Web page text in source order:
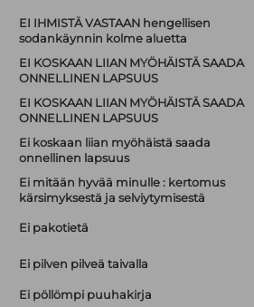
EI IHMISTÄ VASTAAN hengellisen
sodankäynnin kolme aluetta
EI KOSKAAN LIIAN MYÖHÄISTÄ SAADA
ONNELLINEN LAPSUUS
EI KOSKAAN LIIAN MYÖHÄISTÄ SAADA
ONNELLINEN LAPSUUS
Ei koskaan liian myöhäistä saada
onnellinen lapsuus
Ei mitään hyvää minulle : kertomus
kärsimyksestä ja selviytymisestä
Ei pakotietä
Ei pilven pilveä taivalla
Ei pöllömpi puuhakirja